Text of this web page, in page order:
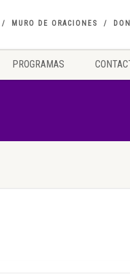
MURO DE ORACIONES
PROGRAMAS